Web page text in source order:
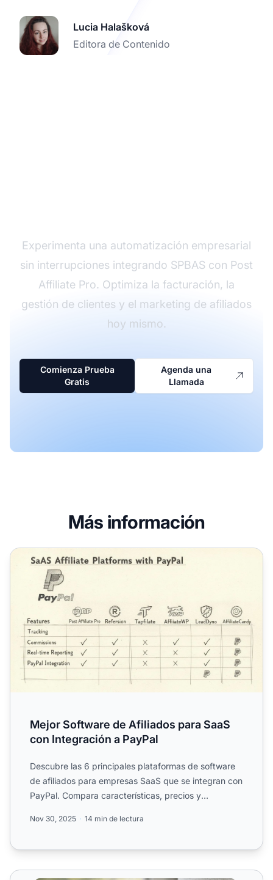
Lucia Halašková
Editora de Contenido
Experimenta una automatización empresarial
sin interrupciones integrando SPBAS con Post
Affiliate Pro. Optimiza la facturación, la
gestión de clientes y el marketing de afiliados
hoy mismo.
Comienza Prueba
Gratis
Agenda una
Llamada
Más información
Mejor Software de Afiliados para SaaS con Integración a
Mejor Software de Afiliados para SaaS
con Integración a PayPal
Descubre las 6 principales plataformas de software
de afiliados para empresas SaaS que se integran con
PayPal. Compara características, precios y
Nov 30, 2025 14 min de lectura
Integraciones